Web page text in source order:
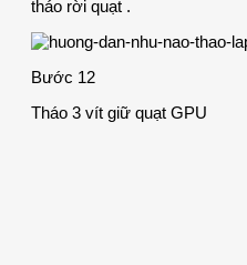
tháo rời quạt .
Bước 12
Tháo 3 vít giữ quạt GPU